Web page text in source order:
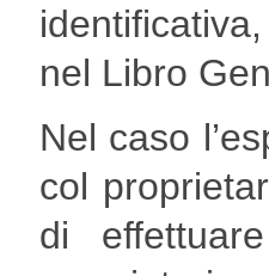
nel Libro
Nel caso
col
di